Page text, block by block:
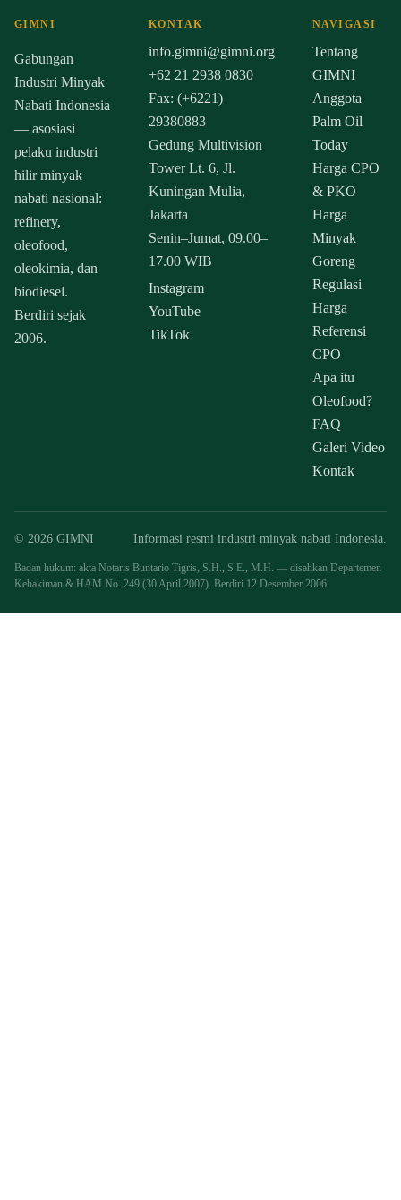
GIMNI
Gabungan
Industri Minyak
Nabati Indonesia
— asosiasi
pelaku industri
hilir minyak
nabati nasional:
refinery,
oleofood,
oleokimia, dan
biodiesel.
Berdiri sejak
2006.
KONTAK
info.gimni@gimni.org
+62 21 2938 0830
Fax: (+6221)
29380883
Gedung Multivision
Tower Lt. 6, Jl.
Kuningan Mulia,
Jakarta
Senin–Jumat, 09.00–
17.00 WIB
Instagram
YouTube
TikTok
NAVIGASI
Tentang
GIMNI
Anggota
Palm Oil
Today
Harga CPO
& PKO
Harga
Minyak
Goreng
Regulasi
Harga
Referensi
CPO
Apa itu
Oleofood?
FAQ
Galeri Video
Kontak
© 2026 GIMNI Informasi resmi industri minyak nabati Indonesia.
Badan hukum: akta Notaris Buntario Tigris, S.H., S.E., M.H. — disahkan Departemen
Kehakiman & HAM No. 249 (30 April 2007). Berdiri 12 Desember 2006.